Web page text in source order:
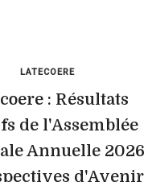
LATECOERE
: Résultats
de l'Assemblée
Annuelle 2026
d'Avenir